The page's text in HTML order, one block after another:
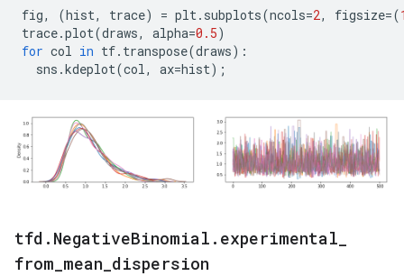
fig, (hist, trace) = plt . subplots(ncols=2, figsize=(
trace.plot(draws, alpha=0.5)
for col in tf. transpose(draws):
sns .kdeplot(col , ax=hist);
tfd . NegativeBinomial . experimental
from mean dispersion